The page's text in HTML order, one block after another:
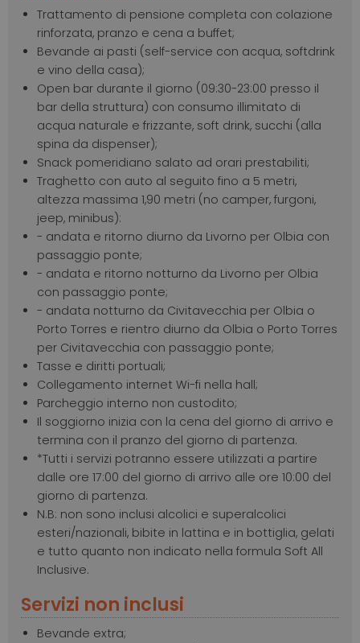
Trattamento di pensione completa con colazione
rinforzata, pranzo e cena a buffet;
Bevande ai pasti (self-service con acqua, softdrink
e vino della casa);
Open bar durante il giorno (09:30-23:00 presso il
bar della struttura) con consumo illimitato di
acqua naturale e frizzante, soft drink, succhi (alla
spina da dispenser);
Snack pomeridiano salato ad orari prestabiliti;
Traghetto con auto al seguito fino a 5 metri,
altezza massima 1,90 metri (no camper, furgoni,
jeep, minibus):
- andata e ritorno diurno da Livorno per Olbia con
passaggio ponte;
- andata e ritorno notturno da Livorno per Olbia
con passaggio ponte;
- andata notturno da Civitavecchia per Olbia o
Porto Torres e rientro diurno da Olbia o Porto Torres
per Civitavecchia con passaggio ponte;
Tasse e diritti portuali;
Collegamento internet Wi-fi nella hall;
Parcheggio interno non custodito;
Il soggiorno inizia con la cena del giorno di arrivo e
termina con il pranzo del giorno di partenza.
*Tutti i servizi potranno essere utilizzati a partire
dalle ore 17:00 del giorno di arrivo alle ore 10:00 del
giorno di partenza.
N.B: non sono inclusi alcolici e superalcolici
esteri/nazionali, bibite in lattina e in bottiglia, gelati
e tutto quanto non indicato nella formula Soft All
Inclusive.
Servizi non inclusi
Bevande extra;